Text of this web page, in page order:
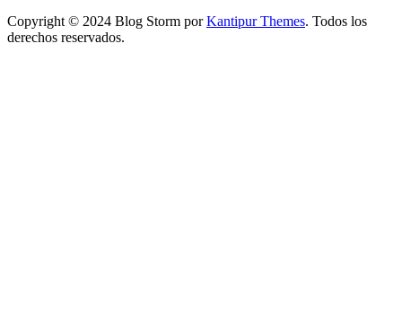
Copyright © 2024 Blog Storm porKantipur Themes. Todos los
derechos reservados.